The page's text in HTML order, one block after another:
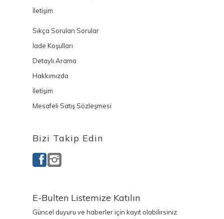
İletişim
Sıkça Sorulan Sorular
İade Koşulları
Detaylı Arama
Hakkımızda
İletişim
Mesafeli Satış Sözleşmesi
Bizi Takip Edin
E-Bulten Listemize Katılın
Güncel duyuru ve haberler için kayıt olabilirsiniz